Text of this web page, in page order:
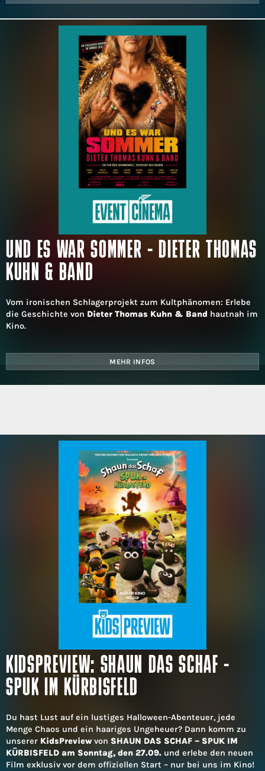
UND ES WAR SOMMER - DIETER THOMAS
KUHN & BAND
Vom ironischen Schlagerprojekt zum Kultphänomen: Erlebe
die Geschichte von Dieter Thomas Kuhn & Band hautnah im
Kino.
MEHR INFOS
KIDSPREVIEW: SHAUN DAS SCHAF -
SPUK IM KÜRBISFELD
Du hast Lust auf ein lustiges Halloween-Abenteuer, jede
Menge Chaos und ein haariges Ungeheuer? Dann komm zu
unserer KidsPreviewvon SHAUN DAS SCHAF – SPUK IM
KÜRBISFELD am Sonntag, den 27.09. und erlebe den neuen
Film exklusiv vor dem offiziellen Start – nur bei uns im Kino!